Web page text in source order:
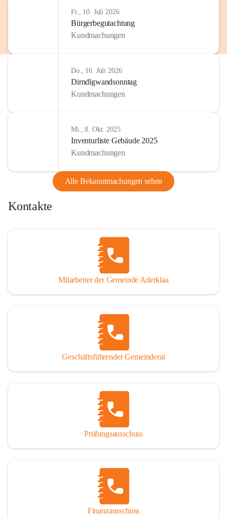
Fr., 10. Juli 2026
Bürgerbegutachtung
Kundmachungen
Do., 16. Juli 2026
Dirndlgwandsonntag
Kundmachungen
Mi., 8. Okt. 2025
Inventurliste Gebäude 2025
Kundmachungen
Alle Bekanntmachungen sehen
Kontakte
Mitarbeiter der Gemeinde Aderklaa
Geschäftsführender Gemeinderat
Prüfungsausschuss
Finanzausschuss